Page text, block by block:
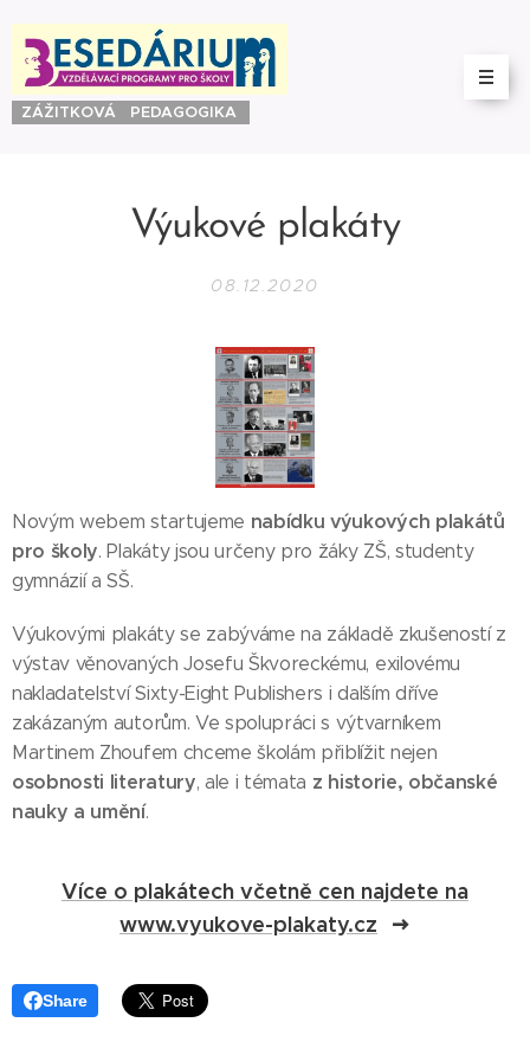
ZÁŽITKOVÁ PEDAGOGIKA
Výukové plakáty
08.12.2020
Novým webem startujeme nabídku výukových plakátů
pro školy. Plakáty jsou určeny pro žáky ZŠ, studenty
gymnázií a SŠ.
Výukovými plakáty se zabýváme na základě zkušeností z
výstav věnovaných Josefu Škvoreckému, exilovému
nakladatelství Sixty-Eight Publishers i dalším dříve
zakázaným autorům. Ve spolupráci s výtvarníkem
Martinem Zhoufem chceme školám přiblížit nejen
osobnosti literatury, ale i témata z historie, občanské
nauky a umění.
Více o plakátech včetně cen najdete na
www.vyukove-plakaty.cz
Share